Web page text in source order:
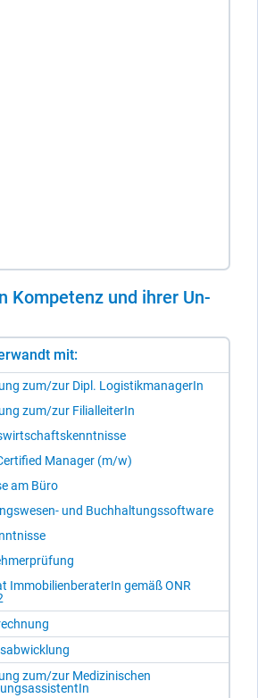
Kom­pe­tenz und ih­rer Un­
mit:
zum/zur Dipl. LogistikmanagerIn
zum/zur FilialleiterIn
Manager (m/w)
am Büro
und Buchhaltungssoftware
ImmobilienberaterIn gemäß ONR
zum/zur Medizinischen